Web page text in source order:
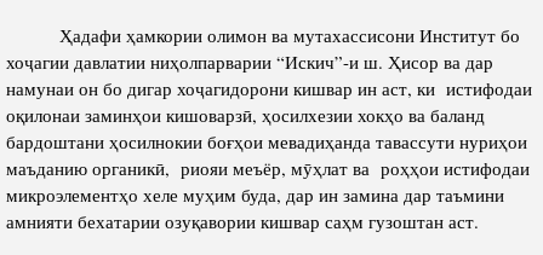
Ҳадафи ҳамкории олимон ва мутахассисони Институт бо
хоҷагии давлатии ниҳолпарварии “Искич”-и ш. Ҳисор ва дар
намунаи он бо дигар хоҷагидорони кишвар ин аст, ки истифодаи
оқилонаи заминҳои кишоварзӣ, ҳосилхезии хокҳо ва баланд
бардоштани ҳосилнокии боғҳои мевадиҳанда тавассути нуриҳои
маъданию органикӣ, риояи меъёр, мӯҳлат ва роҳҳои истифодаи
микроэлементҳо хеле муҳим буда, дар ин замина дар таъмини
амнияти бехатарии озуқавории кишвар саҳм гузоштан аст.